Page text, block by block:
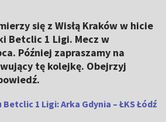
się z Wisłą Kraków w hicie
Betclic 1 Ligi. Mecz w
Później zapraszamy na
tę kolejkę. Obejrzyj
1 Ligi: Arka Gdynia – ŁKS Łódź